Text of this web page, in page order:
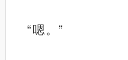
“嗯。”